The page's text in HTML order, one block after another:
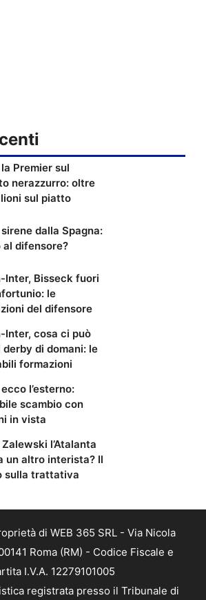
Premier sul
nerazzurro: oltre
sul piatto
dalla Spagna:
al difensore?
Inter, Bisseck fuori
le
del difensore
Inter, cosa ci può
derby di domani: le
formazioni
l’esterno:
scambio con
in vista
Zalewski l’Atalanta
un altro interista? Il
sulla trattativa
di WEB 365 SRL - Via Nicola
Roma (RM) - Codice Fiscale e
I.V.A. 12279101005
registrata presso il Tribunale di